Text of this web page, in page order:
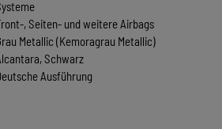
, Seiten- und weitere Airbags
Metallic (Kemoragrau Metallic)
Schwarz
Ausführung